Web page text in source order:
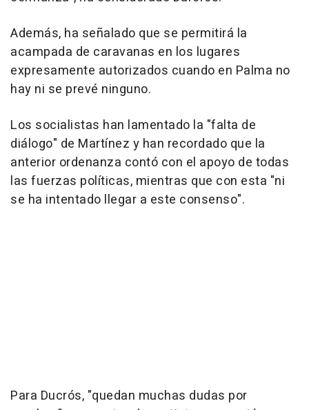
Además, ha señalado que se permitirá la
acampada de caravanas en los lugares
expresamente autorizados cuando en Palma no
hay ni se prevé ninguno.
Los socialistas han lamentado la "falta de
diálogo" de Martínez y han recordado que la
anterior ordenanza contó con el apoyo de todas
las fuerzas políticas, mientras que con esta "ni
se ha intentado llegar a este consenso".
Para Ducrós, "quedan muchas dudas por